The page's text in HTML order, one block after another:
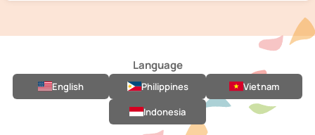
Language
English Philippines
Vietnam
Indonesia